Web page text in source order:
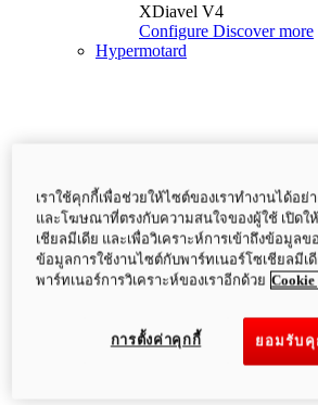
XDiavel V4
Configure Discover more
Hypermotard
เราใช้คุกกี้เพื่อช่วยให้ไซต์ของเราทำงานได้อย่
และโฆษณาที่ตรงกับความสนใจของผู้ใช้ เปิด
เชียลมีเดีย และเพื่อวิเคราะห์การเข้าถึงข้อมูลข
ข้อมูลการใช้งานไซต์กับพาร์ทเนอร์โซเชียลมีเ
พาร์ทเนอร์การวิเคราะห์ของเราอีกด้วย
ยอมรับ
การตั้งค่าคุกกี้